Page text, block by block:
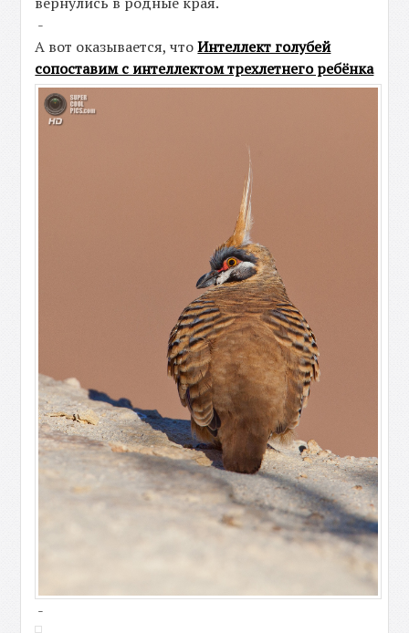
-
А вот оказывается, чтоИнтеллект голубей
сопоставим с интеллектом трехлетнего ребёнка
-